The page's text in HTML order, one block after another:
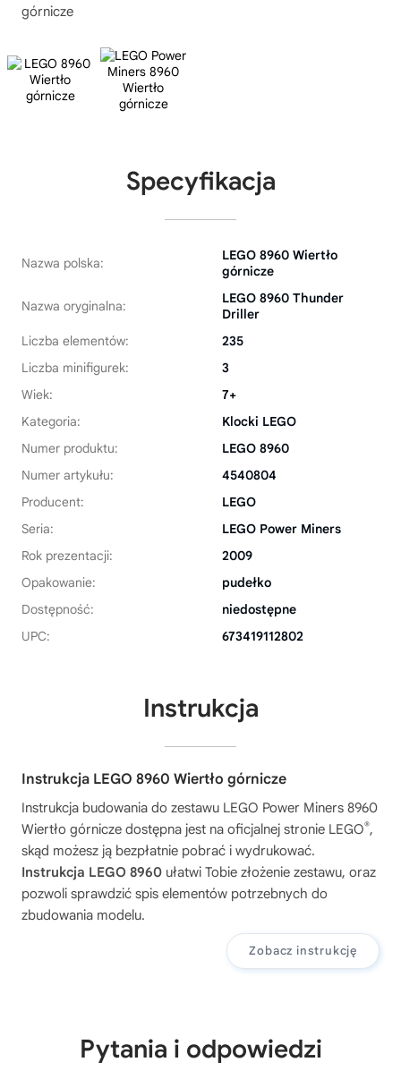
górnicze
Specyfikacja
Nazwa polska:
LEGO 8960 Wiertło
górnicze
Nazwa oryginalna:
LEGO 8960 Thunder
Driller
Liczba elementów:
235
Liczba minifigurek:
3
Wiek:
7+
Kategoria:
Klocki LEGO
Numer produktu:
LEGO 8960
Numer artykułu:
4540804
Producent:
LEGO
Seria:
LEGO Power Miners
Rok prezentacji:
2009
Opakowanie:
pudełko
Dostępność:
niedostępne
UPC:
673419112802
Instrukcja
Instrukcja LEGO 8960 Wiertło górnicze
Instrukcja budowania do zestawu LEGO Power Miners 8960
Wiertło górnicze dostępna jest na oficjalnej stronie LEGO®,
skąd możesz ją bezpłatnie pobrać i wydrukować.
Instrukcja LEGO 8960 ułatwi Tobie złożenie zestawu, oraz
pozwoli sprawdzić spis elementów potrzebnych do
zbudowania modelu.
Zobacz instrukcję
Pytania i odpowiedzi